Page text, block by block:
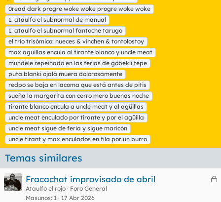
t
i
q
u
e
t
a
s
0read dark progre woke woke progre woke woke
1. ataulfo el subnormal de manual
1. ataulfo el subnormal fantoche tarugo
el trío trisómico: nueces & vinchen & tontolostoy
max aguillas encula al tirante blanco y uncle meat
mundele repeinado en las ferias de göbekli tepe
puta blanki ojalá muera dolorosamente
redpo se baja en lacoma que está antes de pitis
sueña la margarita con cerro mero buenas noche
tirante blanco encula a uncle meat y al agüillas
uncle meat enculado por tirante y por el agüilla
uncle meat sigue de feria y sigue maricòn
uncle tirant y max enculados en fila por un burro
Temas similares
C
Fracachat improvisado de abril
Ataulfo el rojo
Foro General
Masunos 1 17 Abr 2026